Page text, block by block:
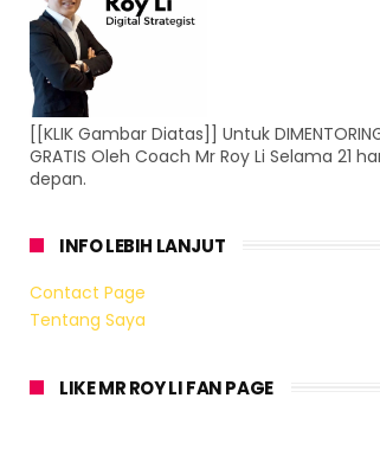
[[KLIK Gambar Diatas]] Untuk
GRATIS Oleh Coach Mr Roy Li Selama 21
depan.
INFO LEBIH LANJUT
Contact Page
Tentang Saya
LIKE MR ROY LI FAN PAGE